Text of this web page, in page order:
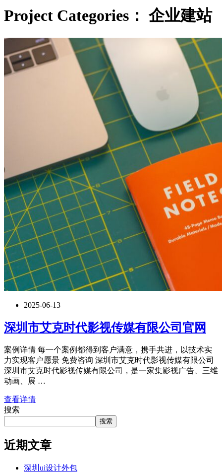
Project Categories： 企业建站
2025-06-13
深圳市艾克时代影视传媒有限公司官网
案例详情 每一个案例都得到客户满意，携手共进，以技术实
力实现客户愿景 免费咨询 深圳市艾克时代影视传媒有限公司
深圳市艾克时代影视传媒有限公司，是一家集影视广告、三维
动画、展 …
查看详情
搜索
搜索
近期文章
深圳ui设计外包